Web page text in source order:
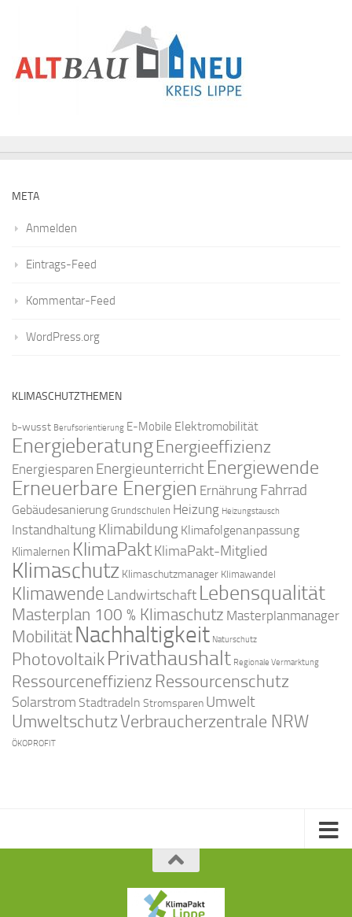
META
Anmelden
Eintrags-Feed
Kommentar-Feed
WordPress.org
KLIMASCHUTZTHEMEN
b-wusst Berufsorientierung E-Mobile Elektromobilität
EnergieberatungEnergieeffizienz
Energiesparen Energieunterricht Energiewende
Erneuerbare Energien Ernährung Fahrrad
Gebäudesanierung Grundschulen Heizung Heizungstausch
Instandhaltung Klimabildung Klimafolgenanpassung
Klimalernen KlimaPaktKlimaPakt-Mitglied
Klimaschutz Klimaschutzmanager Klimawandel
Klimawende Landwirtschaft Lebensqualität
Masterplan 100 % Klimaschutz Masterplanmanager
Mobilität Nachhaltigkeit Naturschutz
PhotovoltaikPrivathaushalt Regionale Vermarktung
Ressourceneffizienz Ressourcenschutz
Solarstrom Stadtradeln Stromsparen Umwelt
UmweltschutzVerbraucherzentrale NRW
ÖKOPROFIT